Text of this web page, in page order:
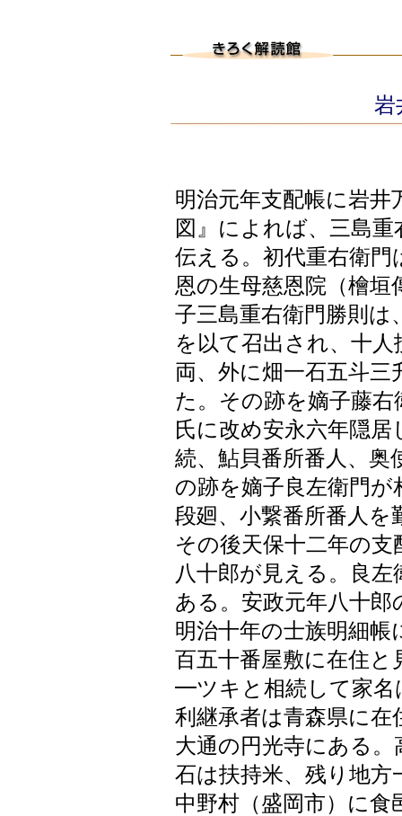
岩
明治元年支配帳に岩井
図』によれば、三島
伝える。初代重右衛
恩の生母慈恩院（檜
子三島重右衛門勝則は
を以て召出され、十
両、外に畑一石五斗三
た。その跡を嫡子藤右
氏に改め安永六年隠
続、鮎貝番所番人、奥
の跡を嫡子良左衛門が
段廻、小繋番所番人
その後天保十二年の
八十郎が見える。良
ある。安政元年八十
明治十年の士族明細
百五十番屋敷に在住
━ツキと相続して家名
利継承者は青森県に在
大通の円光寺にある。
石は扶持米、残り地方
中野村（盛岡市）に食